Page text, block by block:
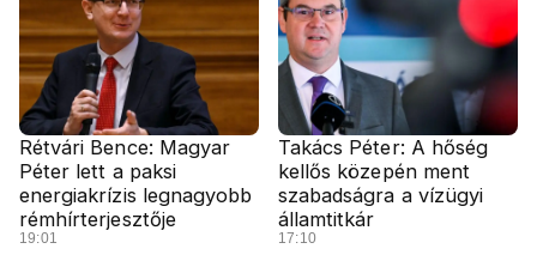
Rétvári Bence: Magyar
Péter lett a paksi
energiakrízis legnagyobb
rémhírterjesztője
19:01
Takács Péter: A hőség
kellős közepén ment
szabadságra a vízügyi
államtitkár
17:10